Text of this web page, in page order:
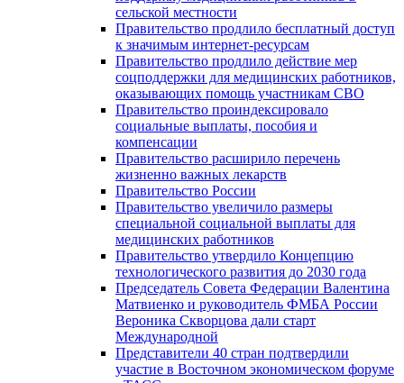
сельской местности
Правительство продлило бесплатный доступ
к значимым интернет-ресурсам
Правительство продлило действие мер
соцподдержки для медицинских работников,
оказывающих помощь участникам СВО
Правительство проиндексировало
социальные выплаты, пособия и
компенсации
Правительство расширило перечень
жизненно важных лекарств
Правительство России
Правительство увеличило размеры
специальной социальной выплаты для
медицинских работников
Правительство утвердило Концепцию
технологического развития до 2030 года
Председатель Совета Федерации Валентина
Матвиенко и руководитель ФМБА России
Вероника Скворцова дали старт
Международной
Представители 40 стран подтвердили
участие в Восточном экономическом форуме